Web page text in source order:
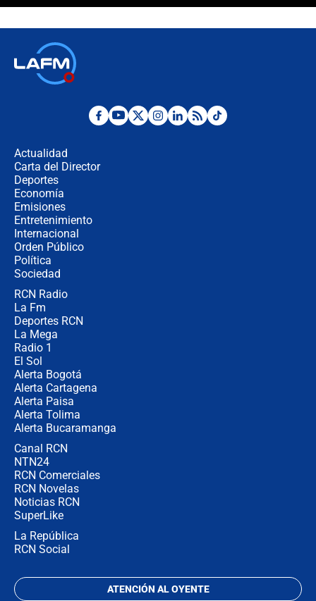
"No hubo fraude ni posibilidad de
Actualidad
Carta del Director
Deportes
Economía
Emisiones
Entretenimiento
Internacional
Orden Público
Política
Sociedad
RCN Radio
La Fm
Deportes RCN
La Mega
Radio 1
El Sol
Alerta Bogotá
Alerta Cartagena
Alerta Paisa
Alerta Tolima
Alerta Bucaramanga
Canal RCN
NTN24
RCN Comerciales
RCN Novelas
Noticias RCN
SuperLike
La República
RCN Social
ATENCIÓN AL OYENTE